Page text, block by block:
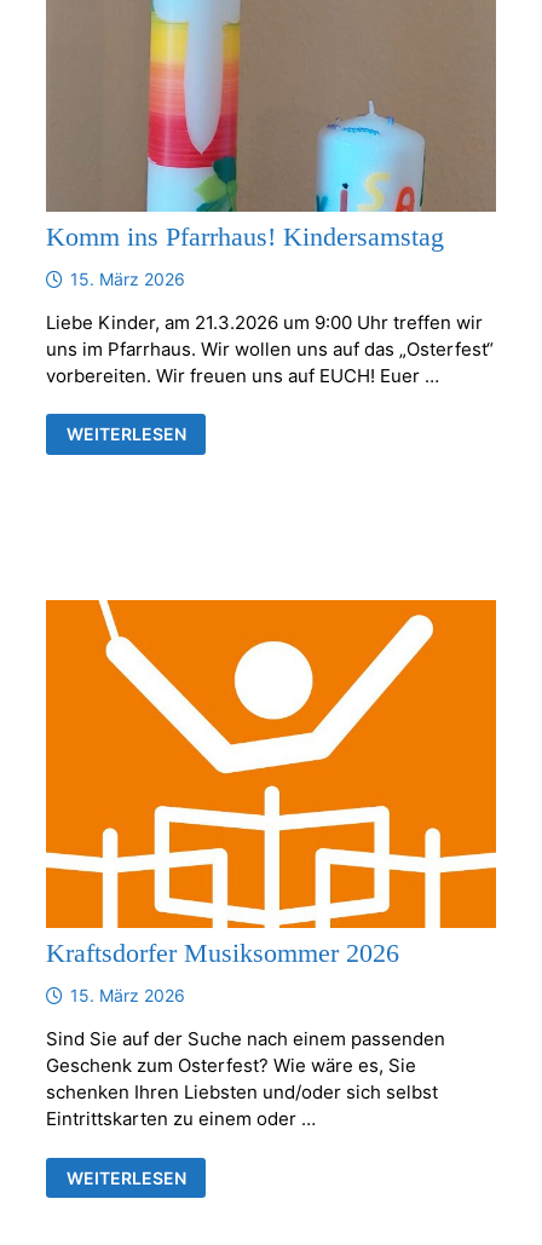
Komm ins Pfarrhaus! Kindersamstag
15. März 2026
Liebe Kinder, am 21.3.2026 um 9:00 Uhr treffen wir
uns im Pfarrhaus. Wir wollen uns auf das „Osterfest“
vorbereiten. Wir freuen uns auf EUCH! Euer …
KOMM
INS
WEITERLESEN
Kraftsdorfer Musiksommer 2026
15. März 2026
Sind Sie auf der Suche nach einem passenden
Geschenk zum Osterfest? Wie wäre es, Sie
schenken Ihren Liebsten und/oder sich selbst
Eintrittskarten zu einem oder …
KRAFTSDORFER
MUSIKSOMMER
WEITERLESEN